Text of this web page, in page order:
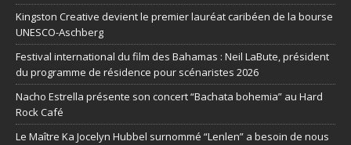
Kingston Creative devient le premier lauréat caribéen de la bourse
UNESCO-Aschberg
Festival international du film des Bahamas : Neil LaBute, président
du programme de résidence pour scénaristes 2026
Nacho Estrella présente son concert “Bachata bohemia” au Hard
Rock Café
Le Maître Ka Jocelyn Hubbel surnommé “Lenlen” a besoin de nous